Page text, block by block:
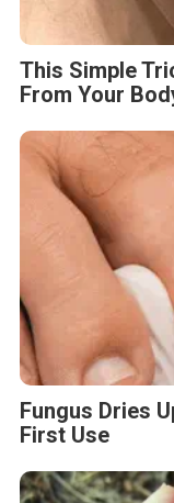
This Simple
From Your
Fungus Dries
First Use